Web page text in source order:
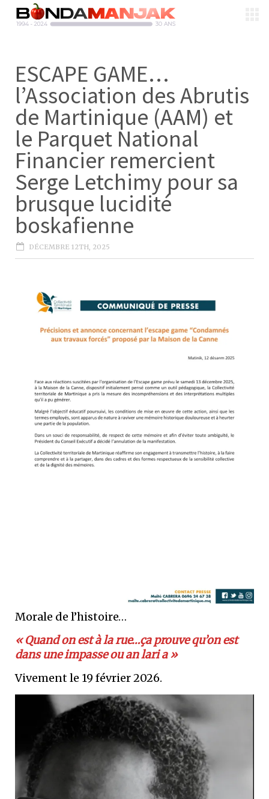
ESCAPE GAME…
l’Association des Abrutis
de Martinique (AAM) et
le Parquet National
Financier remercient
Serge Letchimy pour sa
brusque lucidité
boskafienne
DÉCEMBRE 12TH, 2025
Morale de l’histoire…
« Quand on est à la rue…ça prouve qu’on est
dans une impasse ou an lari a »
Vivement le 19 février 2026.